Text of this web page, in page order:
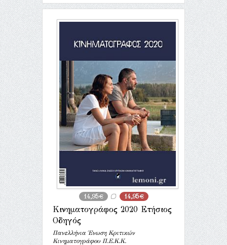
14,95€ 14,95€
Κινηματογράφος 2020 Ετήσιος
Οδηγός
Πανελλήνια Ένωση Κριτικών
Κινηματογράφου Π.Ε.Κ.Κ.